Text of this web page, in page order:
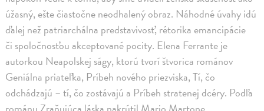
úžasný, ešte čiastočne neodhalený obraz. Náhodné úvahy idú
ďalej než patriarchálna predstavivosť, rétorika emancipácie
či spoločnosťou akceptované pocity. Elena Ferrante je
autorkou Neapolskej ságy, ktorú tvorí štvorica románov
Geniálna priateľka, Príbeh nového priezviska, Tí, čo
odchádzajú – tí, čo zostávajú a Príbeh stratenej dcéry. Podľa